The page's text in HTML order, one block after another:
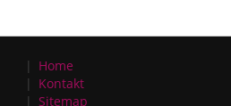
Home
Kontakt
Sitemap